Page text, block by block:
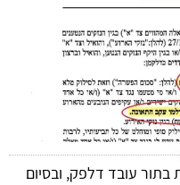
עובד דלפק, ובסיום